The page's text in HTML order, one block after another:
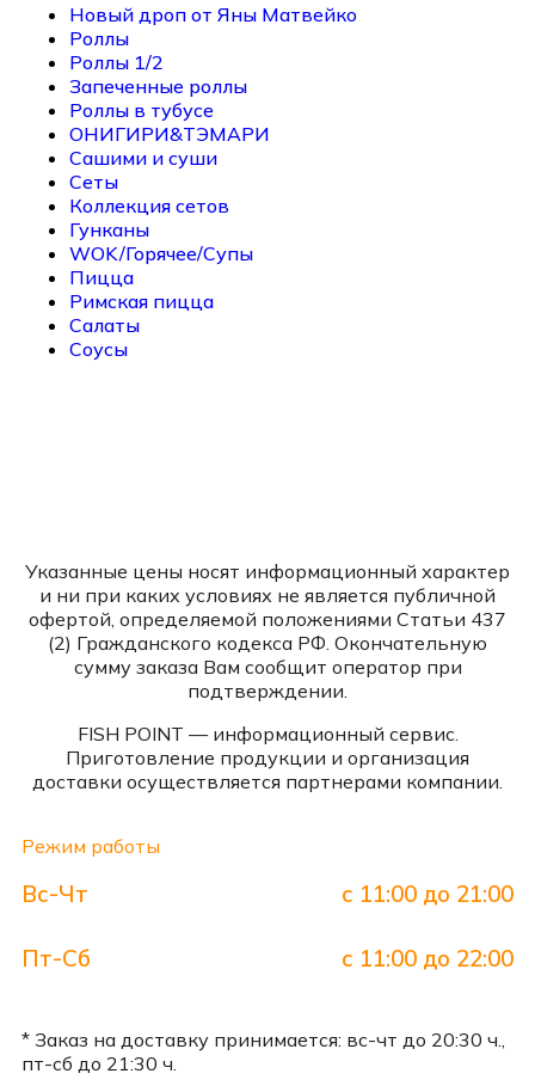
Новый дроп от Яны Матвейко
Роллы
Роллы 1/2
Запеченные роллы
Роллы в тубусе
ОНИГИРИ&ТЭМАРИ
Сашими и суши
Сеты
Коллекция сетов
Гунканы
WOK/Горячее/Супы
Пицца
Римская пицца
Салаты
Соусы
Указанные цены носят информационный характер
и ни при каких условиях не является публичной
офертой, определяемой положениями Статьи 437
(2) Гражданского кодекса РФ. Окончательную
сумму заказа Вам сообщит оператор при
подтверждении.
FISH POINT — информационный сервис.
Приготовление продукции и организация
доставки осуществляется партнерами компании.
Режим работы
Вс-Чт с 11:00 до 21:00
Пт-Сб с 11:00 до 22:00
* Заказ на доставку принимается: вс-чт до 20:30 ч.,
пт-сб до 21:30 ч.